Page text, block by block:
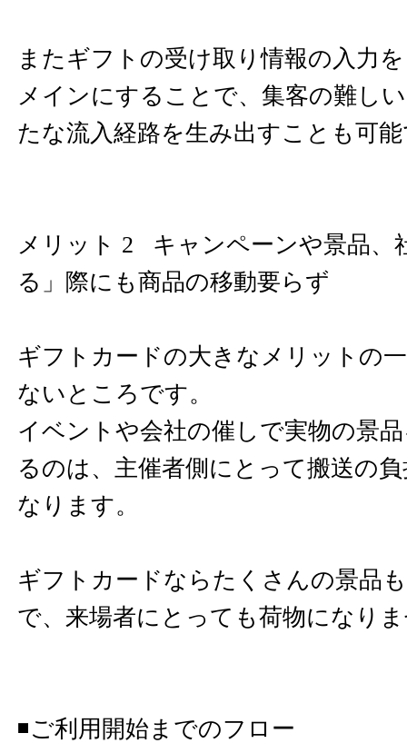
またギフトの受け取り情報の入力
メインにすることで、集客の難し
たな流入経路を生み出すことも可
メリット 2 キャンペーンや景品、
る」際にも商品の移動要らず
ギフトカードの大きなメリットの
ないところです。
イベントや会社の催しで実物の景
るのは、主催者側にとって搬送の
なります。
ギフトカードならたくさんの景品
で、来場者にとっても荷物になり
◾️ご利用開始までのフロー